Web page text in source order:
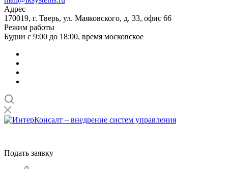
Адрес
170019, г. Тверь, ул. Маяковского, д. 33, офис 66
Режим работы
Будни с 9:00 до 18:00, время московское
Подать заявку